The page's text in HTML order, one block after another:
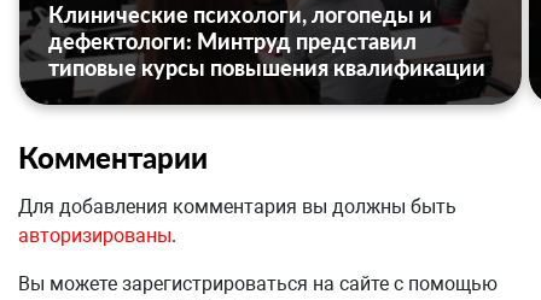
Клинические психологи, логопеды и
дефектологи: Минтруд представил
типовые курсы повышения квалификации
Комментарии
Для добавления комментария вы должны быть
авторизированы.
Вы можете зарегистрироваться на сайте с помощью